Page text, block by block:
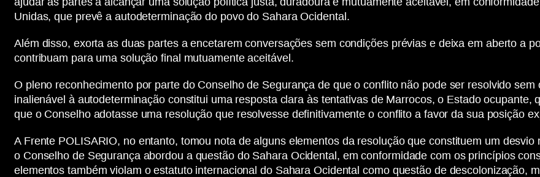
Unidas, que prevê a autodeterminação do povo do Sahara Ocidental.
Além disso, exorta as duas partes a encetarem conversações sem condições prévias e deixa em aberto a
contribuam para uma solução final mutuamente aceitável.
O pleno reconhecimento por parte do Conselho de Segurança de que o conflito não pode ser resolvido
inalienável à autodeterminação constitui uma resposta clara às tentativas de Marrocos, o Estado
que o Conselho adotasse uma resolução que resolvesse definitivamente o conflito a favor da sua posição
A Frente POLISARIO, no entanto, tomou nota de alguns elementos da resolução que constituem um
o Conselho de Segurança abordou a questão do Sahara Ocidental, em conformidade com os princípios
elementos também violam o estatuto internacional do Sahara Ocidental como questão de descolonização,